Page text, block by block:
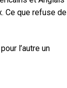
Ce que refuse de
l’autre un